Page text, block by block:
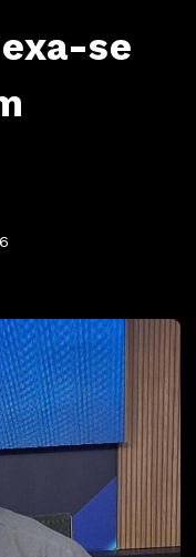
se